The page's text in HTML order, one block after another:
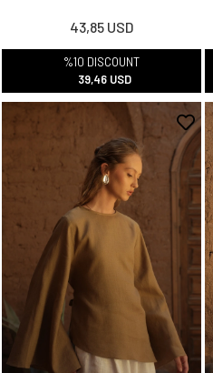
43,85 USD
%10 DISCOUNT
39,46 USD